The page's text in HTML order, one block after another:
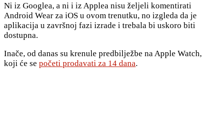
Ni iz Googlea, a ni i iz Applea nisu željeli komentirati
Android Wear za iOS u ovom trenutku, no izgleda da je
aplikacija u završnoj fazi izrade i trebala bi uskoro biti
dostupna.
Inače, od danas su krenule predbilježbe na Apple Watch,
koji će se početi prodavati za 14 dana.